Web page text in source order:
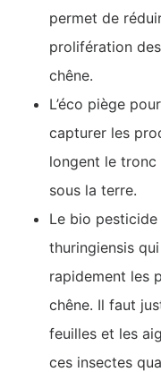
permet de
prolifération
chêne.
L’éco piège
capturer les
longent le tronc
sous la terre.
Le bio
thuringiensis
rapidement les
chêne. Il faut
feuilles et les
ces insectes